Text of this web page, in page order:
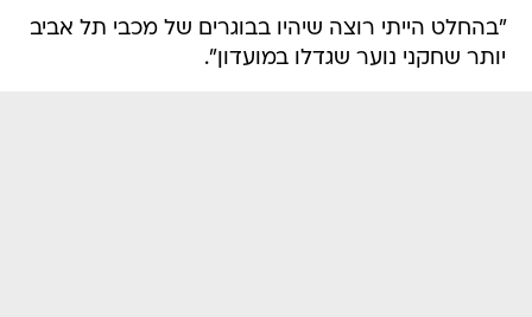
"בהחלט הייתי רוצה שיהיו בבוגרים של מכבי תל אביב
יותר שחקני נוער שגדלו במועדון".